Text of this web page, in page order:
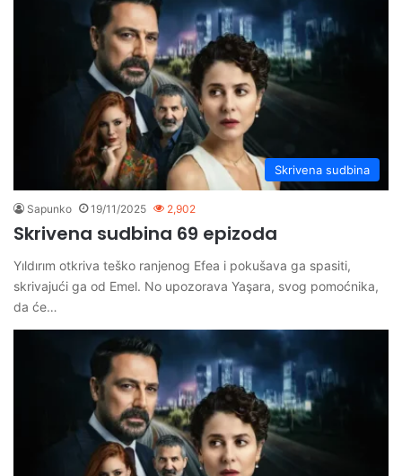
Skrivena sudbina
Sapunko 19/11/2025 2,902
Skrivena sudbina 69 epizoda
Yıldırım otkriva teško ranjenog Efea i pokušava ga spasiti,
skrivajući ga od Emel. No upozorava Yaşara, svog pomoćnika,
da će…